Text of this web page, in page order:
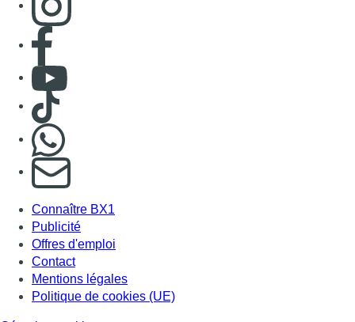
Consulter page Facebook
Consulter Youtube
Consulter TikTok
S'abonner à notre newsletter
Connaître BX1
Publicité
Offres d'emploi
Contact
Mentions légales
Politique de cookies (UE)